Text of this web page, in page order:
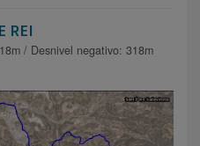
REI
/ Desnivel negativo: 318m